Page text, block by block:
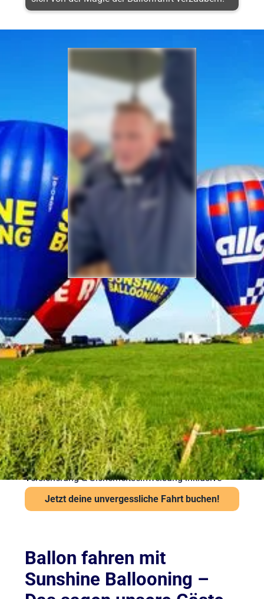
Sicherheit bei Ihrer
Ballonfahrt – Gut
vorbereitet in die Luft
Sicherheit steht bei Sunshine Ballooning an erster
Stelle. Jede Ballonfahrt findet nur bei stabiler
Wetterlage statt. Unsere Piloten prüfen Wind und
Sicht vor jedem Start über das Flugwetteramt.
Wichtige Hinweise:
Ab 6 Jahren und mindestens 120 cm Körpergröße
Kein besonderes Schuhwerk erforderlich, aber
festes empfohlen
Auch bei leichter Höhenangst problemlos möglich
Versicherung & Sicherheitseinweisung inklusive
Jetzt deine unvergessliche Fahrt buchen!
Ballon fahren mit
Sunshine Ballooning –